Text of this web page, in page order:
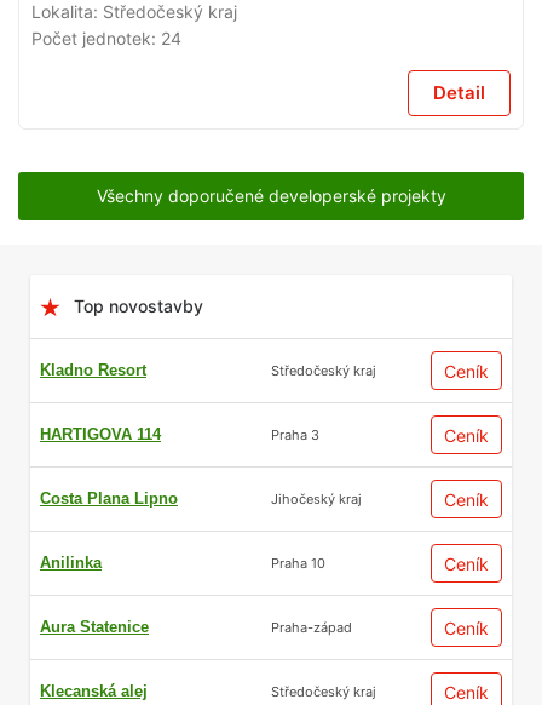
Lokalita: Středočeský kraj
Počet jednotek: 24
Detail
Všechny doporučené developerské projekty
Top novostavby
Kladno Resort Středočeský kraj Ceník
HARTIGOVA 114 Praha 3 Ceník
Costa Plana Lipno Jihočeský kraj Ceník
Anilinka Praha 10 Ceník
Aura Statenice Praha-západ Ceník
Klecanská alej Středočeský kraj Ceník